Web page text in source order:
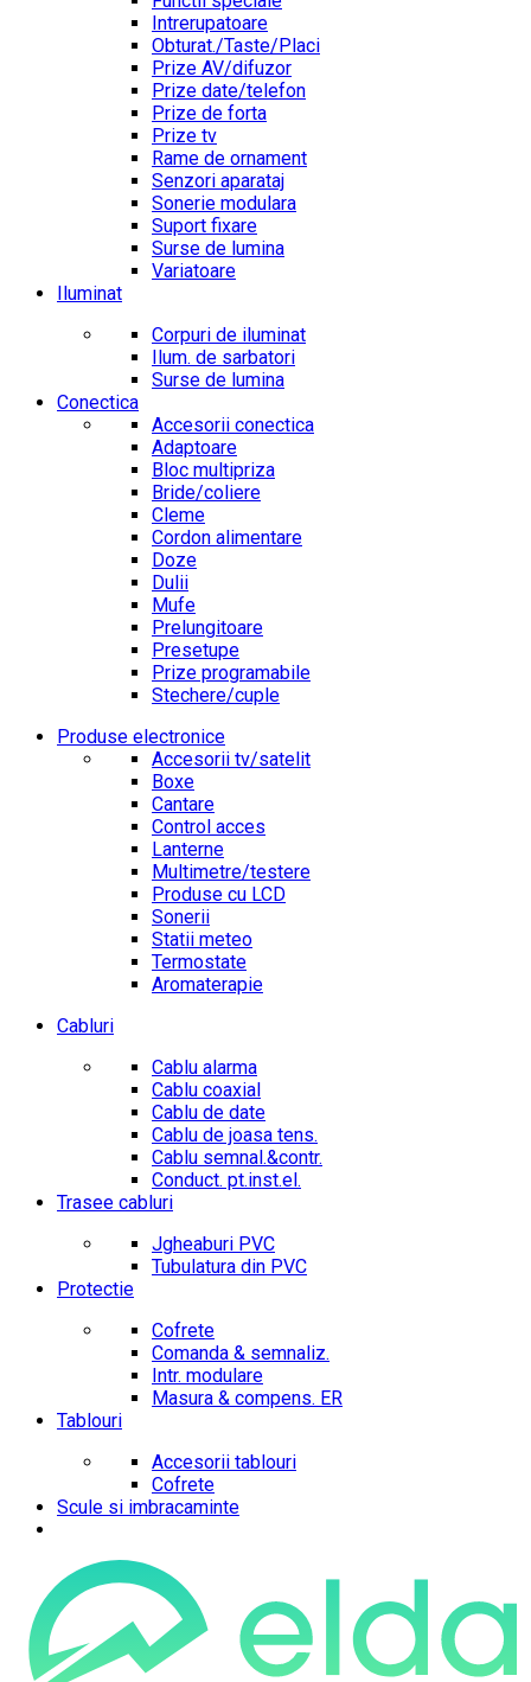
Intrerupatoare
Obturat./Taste/Placi
Prize AV/difuzor
Prize date/telefon
Prize de forta
Prize tv
Rame de ornament
Senzori aparataj
Sonerie modulara
Suport fixare
Surse de lumina
Variatoare
Iluminat
Corpuri de iluminat
Ilum. de sarbatori
Surse de lumina
Conectica
Accesorii conectica
Adaptoare
Bloc multipriza
Bride/coliere
Cleme
Cordon alimentare
Doze
Dulii
Mufe
Prelungitoare
Presetupe
Prize programabile
Stechere/cuple
Produse electronice
Accesorii tv/satelit
Boxe
Cantare
Control acces
Lanterne
Multimetre/testere
Produse cu LCD
Sonerii
Statii meteo
Termostate
Aromaterapie
Cabluri
Cablu alarma
Cablu coaxial
Cablu de date
Cablu de joasa tens.
Cablu semnal.&contr.
Conduct. pt.inst.el.
Trasee cabluri
Jgheaburi PVC
Tubulatura din PVC
Protectie
Cofrete
Comanda & semnaliz.
Intr. modulare
Masura & compens. ER
Tablouri
Accesorii tablouri
Cofrete
Scule si imbracaminte